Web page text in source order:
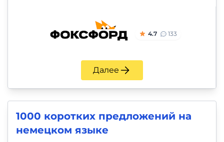
4.7 133
Далее
1000 коротких предложений на
немецком языке